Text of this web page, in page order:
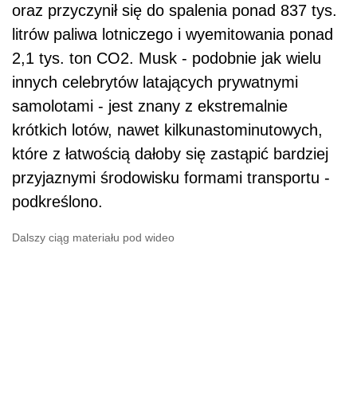
oraz przyczynił się do spalenia ponad 837 tys.
litrów paliwa lotniczego i wyemitowania ponad
2,1 tys. ton CO2. Musk - podobnie jak wielu
innych celebrytów latających prywatnymi
samolotami - jest znany z ekstremalnie
krótkich lotów, nawet kilkunastominutowych,
które z łatwością dałoby się zastąpić bardziej
przyjaznymi środowisku formami transportu -
podkreślono.
Dalszy ciąg materiału pod wideo